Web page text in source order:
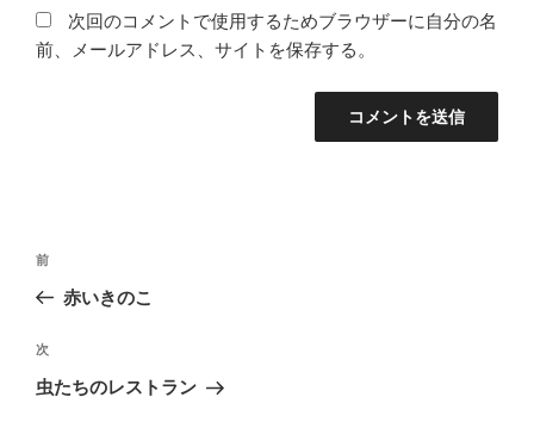
次回のコメントで使用するためブラウザーに自分の名
前、メールアドレス、サイトを保存する。
投
ビ
ゲ
過
去
投
稿
前
赤いきのこ
次
の
次
虫たちのレストラン